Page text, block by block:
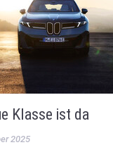
Klasse ist da
2025